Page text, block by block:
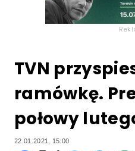
TVN
ramówkę.
połowy
22.01.2021, 15:00